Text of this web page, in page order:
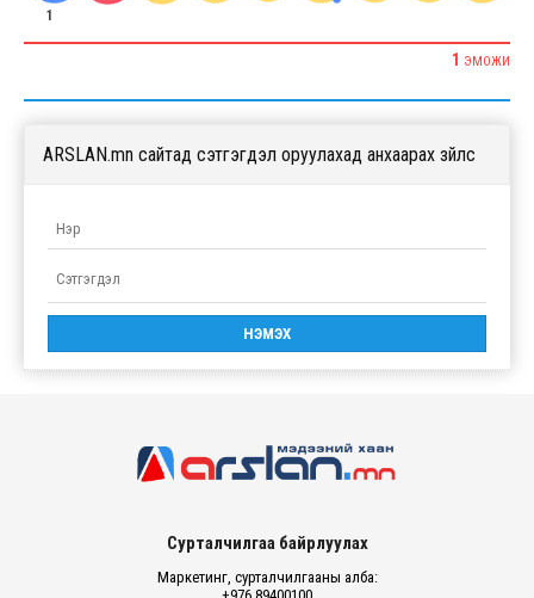
1
1 ЭМОЖИ
ARSLAN.mn сайтад сэтгэгдэл оруулахад анхаарах зүйлс
Сурталчилгаа байрлуулах
Маркетинг, сурталчилгааны алба: